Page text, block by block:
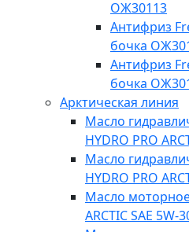
ОЖ30113
Антифриз
бочка
Антифриз
бочка
Арктическая линия
Масло
HYDRO PRO
Масло
HYDRO PRO
Масло моторное
ARCTIC SAE 5W-